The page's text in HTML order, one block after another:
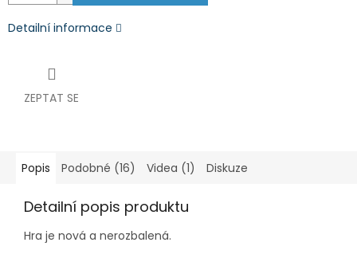
Detailní informace
ZEPTAT SE
Popis Podobné (16) Videa (1) Diskuze
Detailní popis produktu
Hra je nová a nerozbalená.